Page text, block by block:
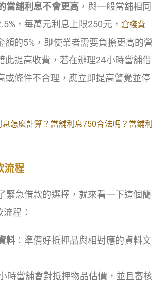
當舖利息不會更高 ，與一般當舖相同
，每萬元利息上限250元， 倉棧費
額的5%，即使業者需要負擔更高的營
此提高收費，若在辦理24小時當舖借
或條件不合理，應立即提高警覺並停
息怎麼計算？當舖利息750合法嗎？當鋪利
流程
緊急借款的選擇，就來看一下這個簡
程：
料 ：準備好抵押品與相對應的資料文
時當舖會對抵押物品估價，並且審核